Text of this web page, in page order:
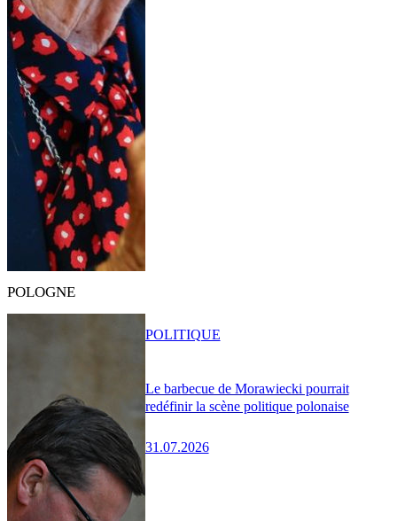
POLOGNE
Le barbecue de Morawiecki pourrait
redéfinir la scène politique polonaise
31.07.2026
POLITIQUE